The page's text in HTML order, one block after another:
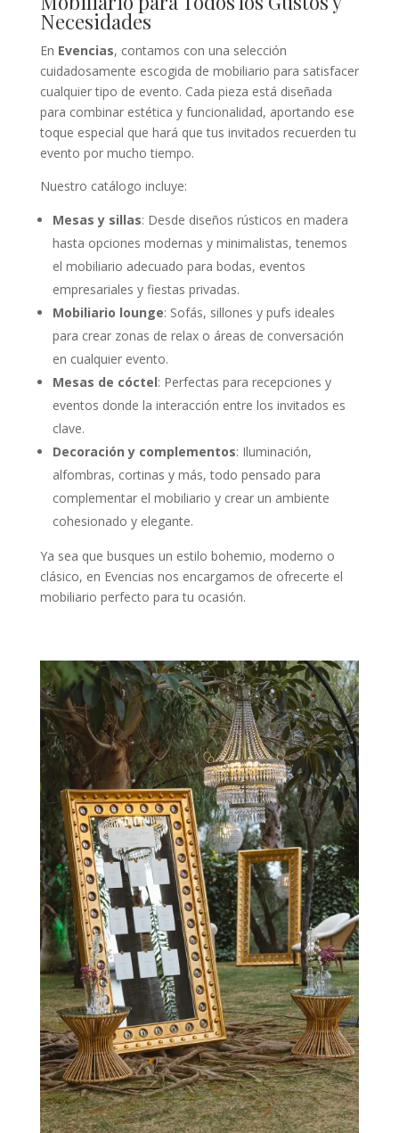
Necesidades
En Evencias, contamos con una selección
cuidadosamente escogida de mobiliario para satisfacer
cualquier tipo de evento. Cada pieza está diseñada
para combinar estética y funcionalidad, aportando ese
toque especial que hará que tus invitados recuerden tu
evento por mucho tiempo.
Nuestro catálogo incluye:
Mesas y sillas: Desde diseños rústicos en madera
hasta opciones modernas y minimalistas, tenemos
el mobiliario adecuado para bodas, eventos
empresariales y fiestas privadas.
Mobiliario lounge: Sofás, sillones y pufs ideales
para crear zonas de relax o áreas de conversación
en cualquier evento.
Mesas de cóctel: Perfectas para recepciones y
eventos donde la interacción entre los invitados es
clave.
Decoración y complementos: Iluminación,
alfombras, cortinas y más, todo pensado para
complementar el mobiliario y crear un ambiente
cohesionado y elegante.
Ya sea que busques un estilo bohemio, moderno o
clásico, en Evencias nos encargamos de ofrecerte el
mobiliario perfecto para tu ocasión.